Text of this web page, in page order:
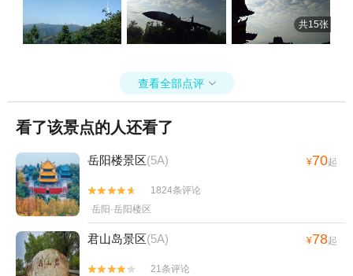
风车的声音，途中还有几处小景点，战斗飞机、拓展基地、花海、名
人碑林、长安书院等等，每个点都值得停留，慢慢走下来花了我近两
个多小时，整整走了二万六千多步，门口有个餐馆，口味不错，吃完
大)，准备下午的工作。真是一次非常愉快的出差，出差游玩两不误，
还是免费的游玩，维也纳的环境和服务也非常好，下次到临湘来出差
共15张
查看全部点评 
看了该景点的人还看了
岳阳楼景区(5A) ¥70起


1824条评论
岳阳·岳阳楼区
君山岛景区(5A) ¥78起


21条评论